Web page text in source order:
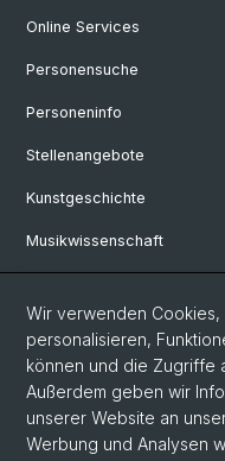
Online Services
Personensuche
Personeninfo
Stellenangebote
Kunstgeschichte
Musikwissenschaft
Social Media
Twitter
Wir verwenden Cookies,
personalisieren,
können und die Zugriffe
Außerdem geben wir
unserer Website an
Werbung und Analysen